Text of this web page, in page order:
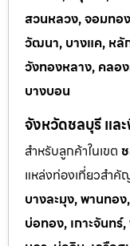
สวนหลวง, จอมทอ
วัฒนา, บางแค, หลั
วังทองหลาง, คลอ
บางบอน
จังหวัดชลบุรี แล
สำหรับลูกค้าในเขต
แหล่งท่องเที่ยวสำคั
บางละมุง, พานทอ
บ่อทอง, เกาะจันท